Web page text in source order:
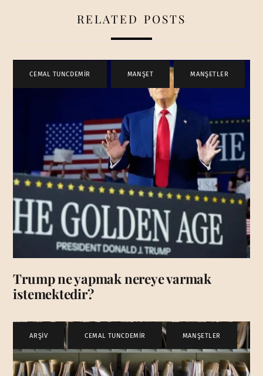
RELATED POSTS
CEMAL TUNCDEMİR MANŞET , MANŞETLER
Trump ne yapmak nereye varmak
istemektedir?
ARŞİV CEMAL TUNCDEMİR , MANŞETLER